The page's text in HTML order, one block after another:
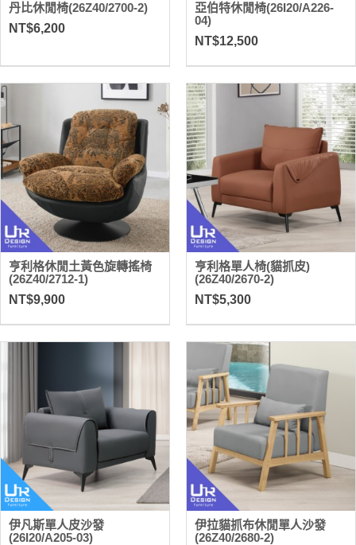
丹比休閒椅(26Z40/2700-2)
NT$6,200
亞伯特休閒椅(26I20/A226-
04)
NT$12,500
亨利格休閒土黃色旋轉搖椅
(26Z40/2712-1)
NT$9,900
亨利格單人椅(貓抓皮)
(26Z40/2670-2)
NT$5,300
伊凡斯單人皮沙發
(26I20/A205-03)
伊拉貓抓布休閒單人沙發
(26Z40/2680-2)